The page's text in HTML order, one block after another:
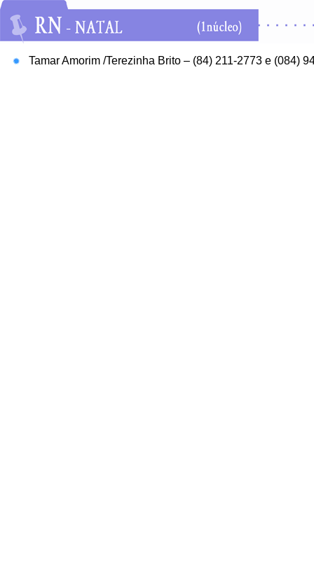
Tamar Amorim /Terezinha Brito – (84) 211-2773 e (084)